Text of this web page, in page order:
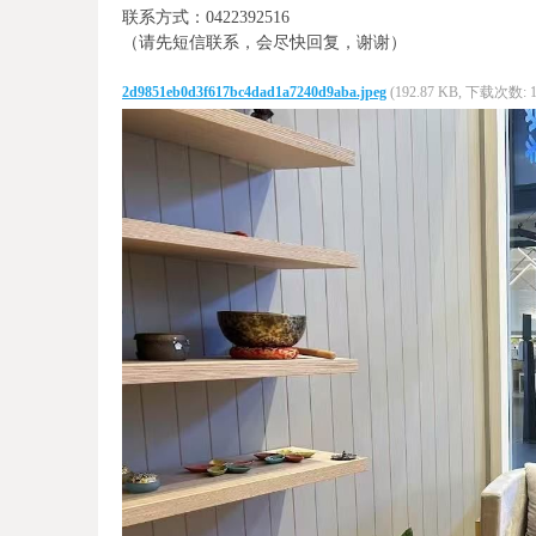
联系方式：0422392516
（请先短信联系，会尽快回复，谢谢）
2d9851eb0d3f617bc4dad1a7240d9aba.jpeg (192.87 KB, 下载次数: